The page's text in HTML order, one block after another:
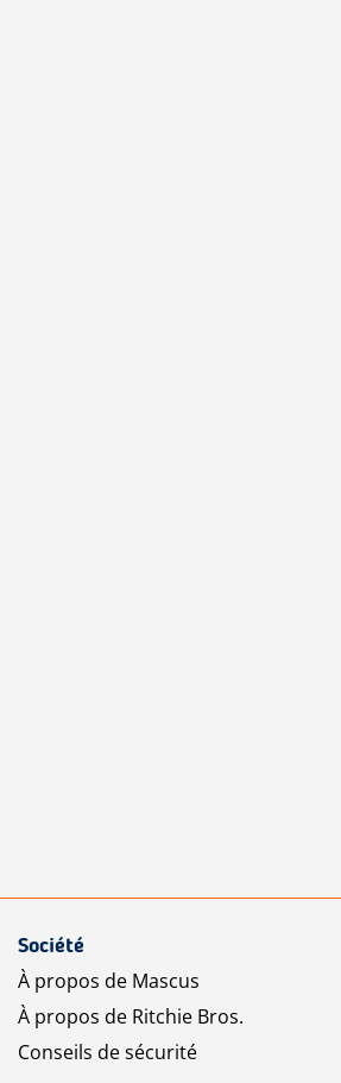
Société
À propos de Mascus
À propos de Ritchie Bros.
Conseils de sécurité